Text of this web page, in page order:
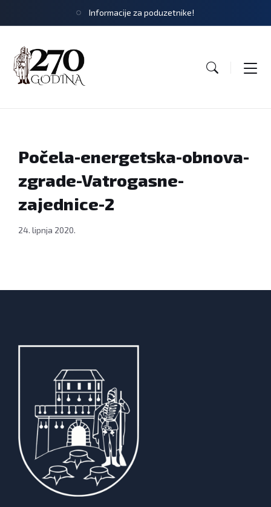
Informacije za poduzetnike!
Počela-energetska-obnova-
zgrade-Vatrogasne-
zajednice-2
24. lipnja 2020.